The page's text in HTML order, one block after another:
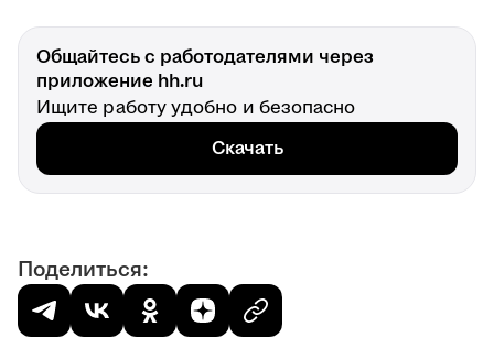
Общайтесь с работодателями через
приложение hh.ru
Ищите работу удобно и безопасно
Скачать
Поделиться: